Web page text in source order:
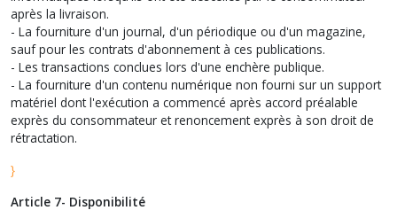
après la livraison.
- La fourniture d'un journal, d'un périodique ou d'un magazine,
sauf pour les contrats d'abonnement à ces publications.
- Les transactions conclues lors d'une enchère publique.
- La fourniture d'un contenu numérique non fourni sur un support
matériel dont l'exécution a commencé après accord préalable
exprès du consommateur et renoncement exprès à son droit de
rétractation.
}
Article 7- Disponibilité